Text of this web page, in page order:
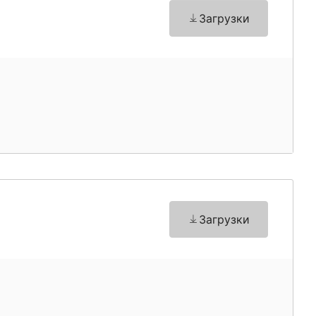
Загрузки
Загрузки